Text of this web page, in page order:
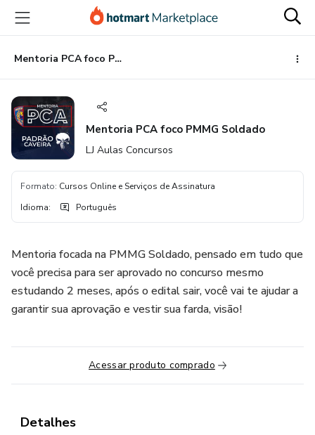
para
conteúdo
principal
para
pagamento
para
rodapé
Mentoria PCA foco PMMG Soldado
Mentoria PCA foco PMMG Soldado
LJ Aulas Concursos
Formato: Cursos Online e Serviços de Assinatura
Idioma: Português
Mentoria focada na PMMG Soldado, pensado em tudo que
você precisa para ser aprovado no concurso mesmo
estudando 2 meses, após o edital sair, você vai te ajudar a
garantir sua aprovação e vestir sua farda, visão!
Acessar produto comprado
Detalhes